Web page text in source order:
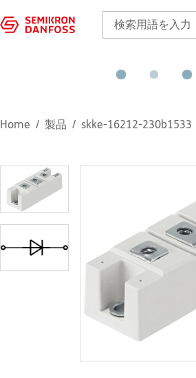
Home 製品 skke-16212-230b1533